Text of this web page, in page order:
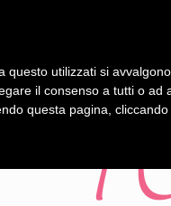
questo utilizzati si
il consenso a tutti o ad
questa pagina,